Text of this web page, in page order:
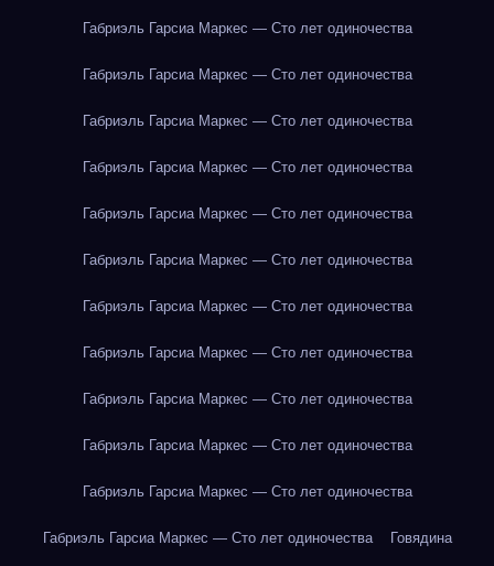
Габриэль Гарсиа Маркес — Сто лет одиночества
Габриэль Гарсиа Маркес — Сто лет одиночества
Габриэль Гарсиа Маркес — Сто лет одиночества
Габриэль Гарсиа Маркес — Сто лет одиночества
Габриэль Гарсиа Маркес — Сто лет одиночества
Габриэль Гарсиа Маркес — Сто лет одиночества
Габриэль Гарсиа Маркес — Сто лет одиночества
Габриэль Гарсиа Маркес — Сто лет одиночества
Габриэль Гарсиа Маркес — Сто лет одиночества
Габриэль Гарсиа Маркес — Сто лет одиночества
Габриэль Гарсиа Маркес — Сто лет одиночества
Габриэль Гарсиа Маркес — Сто лет одиночества Говядина